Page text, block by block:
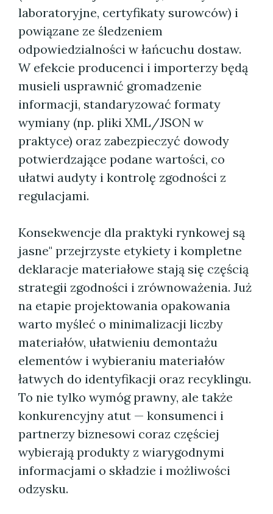
laboratoryjne, certyfikaty surowców) i
powiązane ze śledzeniem
odpowiedzialności w łańcuchu dostaw.
W efekcie producenci i importerzy będą
musieli usprawnić gromadzenie
informacji, standaryzować formaty
wymiany (np. pliki XML/JSON w
praktyce) oraz zabezpieczyć dowody
potwierdzające podane wartości, co
ułatwi audyty i kontrolę zgodności z
regulacjami.
Konsekwencje dla praktyki rynkowej są
jasne" przejrzyste etykiety i kompletne
deklaracje materiałowe stają się częścią
strategii zgodności i zrównoważenia. Już
na etapie projektowania opakowania
warto myśleć o minimalizacji liczby
materiałów, ułatwieniu demontażu
elementów i wybieraniu materiałów
łatwych do identyfikacji oraz recyklingu.
To nie tylko wymóg prawny, ale także
konkurencyjny atut — konsumenci i
partnerzy biznesowi coraz częściej
wybierają produkty z wiarygodnymi
informacjami o składzie i możliwości
odzysku.